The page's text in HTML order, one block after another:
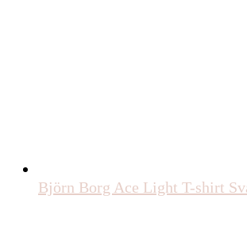
Björn Borg Ace Light T-shirt